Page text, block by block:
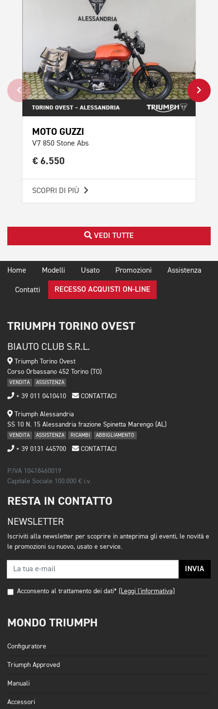
MOTO GUZZI
V7 850 Stone Abs
€ 6.550
SCOPRI DI PIÙ
VEDI TUTTE
Home Modelli Usato Promozioni Assistenza
Contatti RECESSO ACQUISTI ON-LINE
TRIUMPH TORINO OVEST
BIAUTO CLUB S.R.L.
Triumph Torino Ovest
Corso Orbassano 452 Torino (TO)
VENDITA ASSISTENZA
+ 39 011 0410410 CONTATTACI
Triumph Alessandria
SS 10 N. 15 Alessandria frazione Spinetta Marengo (AL)
VENDITA ASSISTENZA RICAMBI ABBIGLIAMENTO
+ 39 0131 445700 CONTATTACI
P.IVA 10418460019
Capitale Sociale 100.000 € i.v.
RESTA IN CONTATTO
NEWSLETTER
Iscriviti alla newsletter per scoprire in anteprima gli eventi, le novità e
le promozioni su nuovo, usato e service.
INVIA
Acconsento al trattamento dei dati* (Leggi l'informativa)
MONDO TRIUMPH
Configuratore
Triumph Approved
Manuali
Accessori